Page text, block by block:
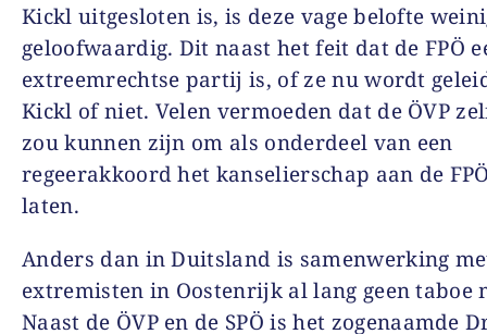
Kickl uitgesloten is, is deze vage belofte
geloofwaardig. Dit naast het feit dat de FPÖ
extreemrechtse partij is, of ze nu wordt
Kickl of niet. Velen vermoeden dat de ÖVP
zou kunnen zijn om als onderdeel van een
regeerakkoord het kanselierschap aan de
laten.
Anders dan in Duitsland is samenwerking
extremisten in Oostenrijk al lang geen taboe
Naast de ÖVP en de SPÖ is het zogenaamde